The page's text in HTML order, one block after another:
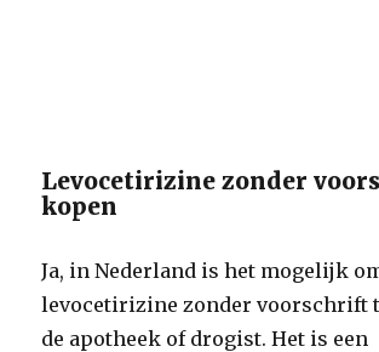
Levocetirizine zonder
kopen
Ja, in Nederland is het mogelijk
levocetirizine zonder voorschrift
de apotheek of drogist. Het is een